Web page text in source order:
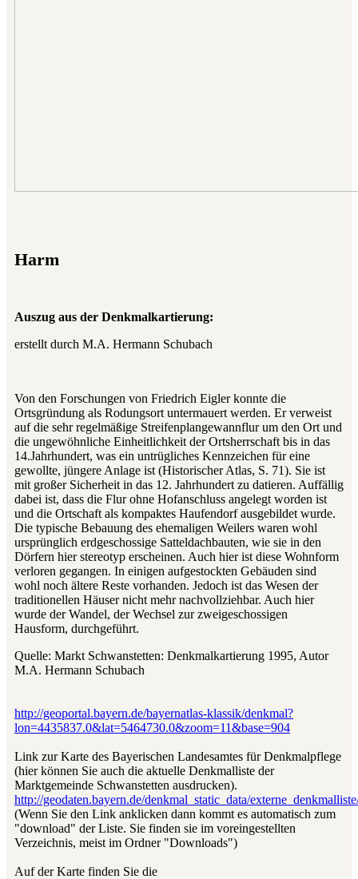
Harm
Auszug aus der Denkmalkartierung:
erstellt durch M.A. Hermann Schubach
Von den Forschungen von Friedrich Eigler konnte die
Ortsgründung als Rodungsort untermauert werden. Er verweist
auf die sehr regelmäßige Streifenplangewannflur um den Ort und
die ungewöhnliche Einheitlichkeit der Ortsherrschaft bis in das
14.Jahrhundert, was ein untrügliches Kennzeichen für eine
gewollte, jüngere Anlage ist (Historischer Atlas, S. 71). Sie ist
mit großer Sicherheit in das 12. Jahrhundert zu datieren. Auffällig
dabei ist, dass die Flur ohne Hofanschluss angelegt worden ist
und die Ortschaft als kompaktes Haufendorf ausgebildet wurde.
Die typische Bebauung des ehemaligen Weilers waren wohl
ursprünglich erdgeschossige Satteldachbauten, wie sie in den
Dörfern hier stereotyp erscheinen. Auch hier ist diese Wohnform
verloren gegangen. In einigen aufgestockten Gebäuden sind
wohl noch ältere Reste vorhanden. Jedoch ist das Wesen der
traditionellen Häuser nicht mehr nachvollziehbar. Auch hier
wurde der Wandel, der Wechsel zur zweigeschossigen
Hausform, durchgeführt.
Quelle: Markt Schwanstetten: Denkmalkartierung 1995, Autor
M.A. Hermann Schubach
http://geoportal.bayern.de/bayernatlas-klassik/denkmal?
lon=4435837.0&lat=5464730.0&zoom=11&base=904
Link zur Karte des Bayerischen Landesamtes für Denkmalpflege
(hier können Sie auch die aktuelle Denkmalliste der
Marktgemeinde Schwanstetten ausdrucken).
http://geodaten.bayern.de/denkmal_static_data/
(Wenn Sie den Link anklicken dann kommt es automatisch zum
"download" der Liste. Sie finden sie im voreingestellten
Verzeichnis, meist im Ordner "Downloads")
Auf der Karte finden Sie die